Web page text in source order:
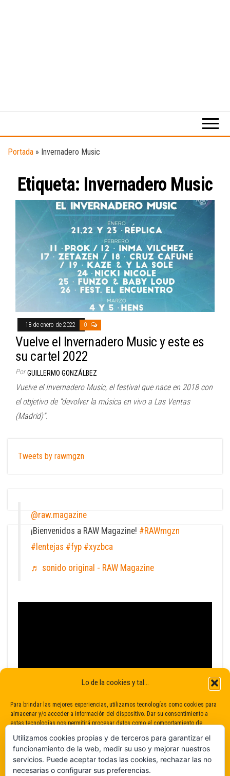
Lo de la cookies y tal...
Para brindar las mejores experiencias, utilizamos tecnologías como cookies para
almacenar y/o acceder a información del dispositivo. Dar su consentimiento a
estas tecnologías nos permitirá procesar datos como el comportamiento de
consentimiento puede afectar negativamente a determinadas características y
funciones.
digital
Portada » Invernadero Music
Etiqueta: Invernadero Music
18 de enero de 2022 0
Vuelve el Invernadero Music y este es
su cartel 2022
Por GUILLERMO GONZÁLBEZ
Vuelve el Invernadero Music, el festival que nace en 2018 con
el objetivo de “devolver la música en vivo a Las Ventas
(Madrid)”.
Tweets by rawmgzn
@raw.magazine
¡Bienvenidos a RAW Magazine! #RAWmgzn
#lentejas #fyp #xyzbca
♬ sonido original - RAW Magazine
Utilizamos cookies propias y de terceros para garantizar el
funcionamiento de la web, medir su uso y mejorar nuestros
servicios. Puede aceptar todas las cookies, rechazar las no
necesarias o configurar sus preferencias.